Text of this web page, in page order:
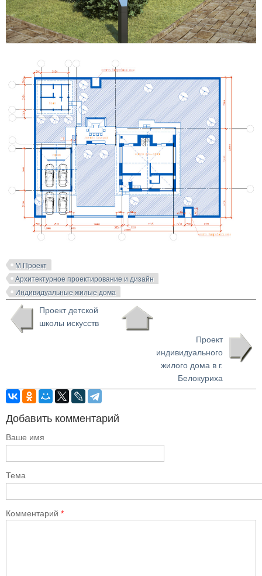
М Проект
Архитектурное проектирование и дизайн
Индивидуальные жилые дома
Проект детской
школы искусств
Проект
индивидуального
жилого дома в г.
Белокуриха
Добавить комментарий
Ваше имя
Тема
Комментарий *